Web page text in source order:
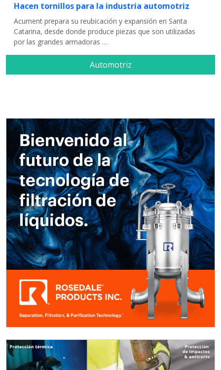
Hacen tornillos para la industria automotriz
Acument prepara su reubicación y expansión en Santa
Catarina, desde donde produce piezas que son utilizadas
por las grandes armadoras …
Automotriz